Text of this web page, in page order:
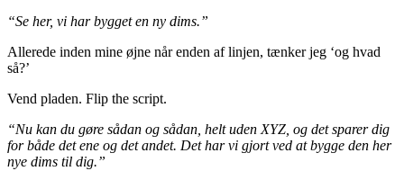
“Se her, vi har bygget en ny dims.”
Allerede inden mine øjne når enden af linjen, tænker jeg ‘og hvad
så?’
Vend pladen. Flip the script.
“Nu kan du gøre sådan og sådan, helt uden XYZ, og det sparer dig
for både det ene og det andet. Det har vi gjort ved at bygge den her
nye dims til dig.”